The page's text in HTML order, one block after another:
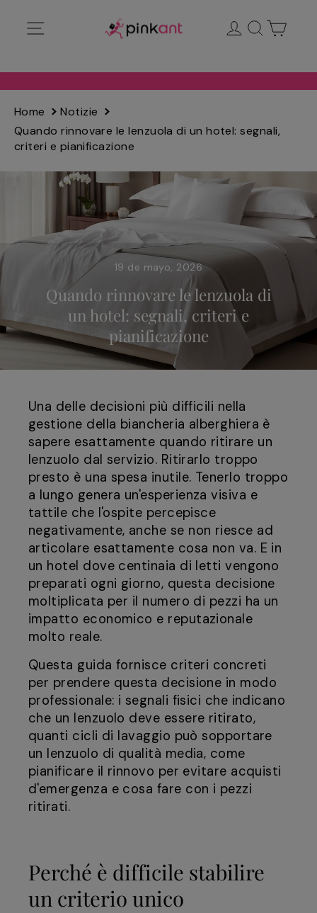
directamente
Ingresar
Buscar
Home
Notizie
Quando rinnovare le lenzuola di un hotel: segnali,
criteri e pianificazione
19 de mayo, 2026
Quando rinnovare le lenzuola di
un hotel: segnali, criteri e
pianificazione
Una delle decisioni più difficili nella
gestione della biancheria alberghiera è
sapere esattamente quando ritirare un
lenzuolo dal servizio. Ritirarlo troppo
presto è una spesa inutile. Tenerlo troppo
a lungo genera un'esperienza visiva e
tattile che l'ospite percepisce
negativamente, anche se non riesce ad
articolare esattamente cosa non va. E in
un hotel dove centinaia di letti vengono
preparati ogni giorno, questa decisione
moltiplicata per il numero di pezzi ha un
impatto economico e reputazionale
molto reale.
Questa guida fornisce criteri concreti
per prendere questa decisione in modo
professionale: i segnali fisici che indicano
che un lenzuolo deve essere ritirato,
quanti cicli di lavaggio può sopportare
un lenzuolo di qualità media, come
pianificare il rinnovo per evitare acquisti
d'emergenza e cosa fare con i pezzi
ritirati.
Perché è difficile stabilire
un criterio unico